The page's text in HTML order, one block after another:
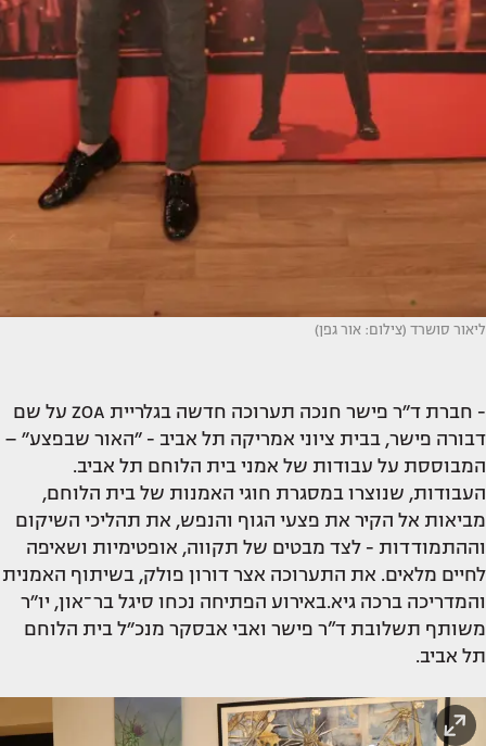
ליאור סושרד (צילום: אור גפן)
- חברת ד״ר פישר חנכה תערוכה חדשה בגלריית ZOA על שם
דבורה פישר, בבית ציוני אמריקה תל אביב - ״האור שבפצע״ –
המבוססת על עבודות של אמני בית הלוחם תל אביב.
העבודות, שנוצרו במסגרת חוגי האמנות של בית הלוחם,
מביאות אל הקיר את פצעי הגוף והנפש, את תהליכי השיקום
וההתמודדות - לצד מבטים של תקווה, אופטימיות ושאיפה
לחיים מלאים. את התערוכה אצר דורון פולק, בשיתוף האמנית
והמדריכה ברכה גיא.באירוע הפתיחה נכחו סיגל בר־און, יו״ר
משותף תשלובת ד”ר פישר ואבי אבסקר מנכ״ל בית הלוחם
תל אביב.